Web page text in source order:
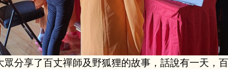
分享了百丈禪師及野狐狸的故事，話說有一天，